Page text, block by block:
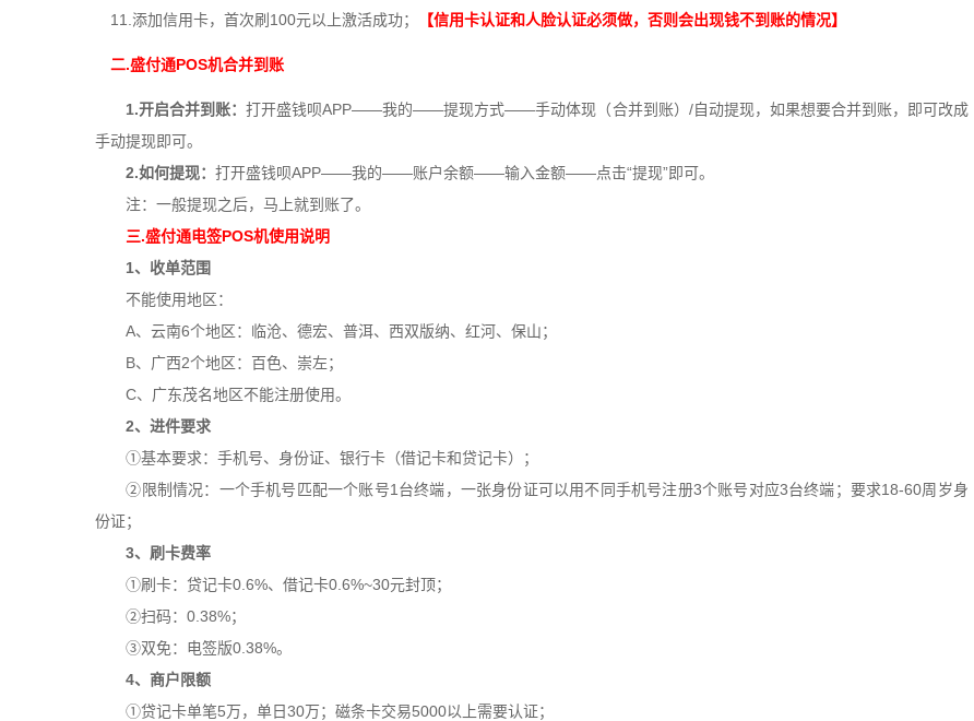
11.添加信用卡，首次刷100元以上激活成功； 【信用卡认证和人脸认证必须做，否则会出现钱不到账的情况】
二.盛付通POS机合并到账
1.开启合并到账：打开盛钱呗APP——我的——提现方式——手动体现（合并到账）/自动提现，如果想要合并到账，即可改成
手动提现即可。
2.如何提现： 打开盛钱呗APP——我的——账户余额——输入金额——点击“提现”即可。
注：一般提现之后，马上就到账了。
三.盛付通电签POS机使用说明
1、收单范围
不能使用地区：
A、云南6个地区：临沧、德宏、普洱、西双版纳、红河、保山；
B、广西2个地区：百色、崇左；
C、广东茂名地区不能注册使用。
2、进件要求
①基本要求：手机号、身份证、银行卡（借记卡和贷记卡）；
②限制情况：一个手机号匹配一个账号1台终端，一张身份证可以用不同手机号注册3个账号对应3台终端；要求18-60周岁身
份证；
3、刷卡费率
①刷卡：贷记卡0.6%、借记卡0.6%~30元封顶；
②扫码：0.38%；
③双免：电签版0.38%。
4、商户限额
①贷记卡单笔5万，单日30万；磁条卡交易5000以上需要认证；